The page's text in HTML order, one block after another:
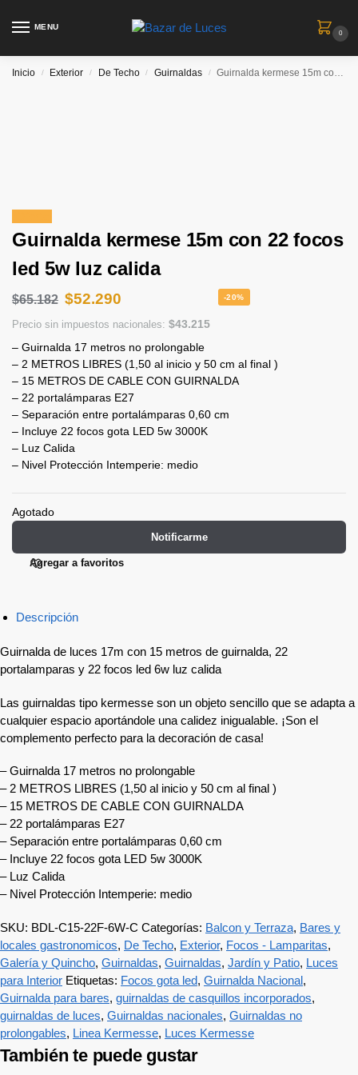
MENU
0
Inicio / Exterior / De Techo / Guirnaldas / Guirnalda kermese 15m con 22 focos led 5w luz calida
Guirnalda kermese 15m con 22 focos
led 5w luz calida
$65.182 $52.290
Precio sin impuestos nacionales: $43.215
-20%
– Guirnalda 17 metros no prolongable
– 2 METROS LIBRES (1,50 al inicio y 50 cm al final )
– 15 METROS DE CABLE CON GUIRNALDA
– 22 portalámparas E27
– Separación entre portalámparas 0,60 cm
– Incluye 22 focos gota LED 5w 3000K
– Luz Calida
– Nivel Protección Intemperie: medio
Agotado
Notificarme
Agregar a favoritos
Descripción
Guirnalda de luces 17m con 15 metros de guirnalda, 22
portalamparas y 22 focos led 6w luz calida
Las guirnaldas tipo kermesse son un objeto sencillo que se adapta a
cualquier espacio aportándole una calidez inigualable. ¡Son el
complemento perfecto para la decoración de casa!
– Guirnalda 17 metros no prolongable
– 2 METROS LIBRES (1,50 al inicio y 50 cm al final )
– 15 METROS DE CABLE CON GUIRNALDA
– 22 portalámparas E27
– Separación entre portalámparas 0,60 cm
– Incluye 22 focos gota LED 5w 3000K
– Luz Calida
– Nivel Protección Intemperie: medio
SKU: BDL-C15-22F-6W-C Categorías: Balcon y Terraza, Bares y
locales gastronomicos, De Techo, Exterior, Focos - Lamparitas,
Galería y Quincho, Guirnaldas, Guirnaldas, Jardín y Patio, Luces
para Interior Etiquetas: Focos gota led, Guirnalda Nacional,
Guirnalda para bares, guirnaldas de casquillos incorporados,
guirnaldas de luces, Guirnaldas nacionales, Guirnaldas no
prolongables, Linea Kermesse, Luces Kermesse
También te puede gustar